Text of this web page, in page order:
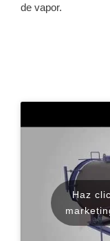
de vapor.
Haz